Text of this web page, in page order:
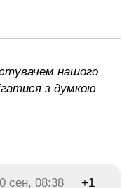
нашого
з думкою
сен, 08:38 +1